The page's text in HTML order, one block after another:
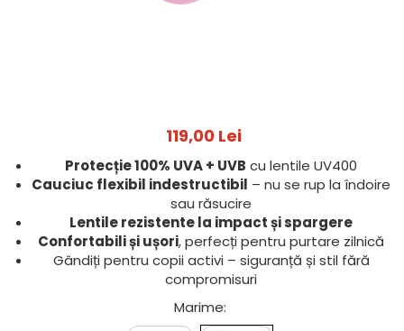
119,00 Lei
Protecție 100% UVA + UVB cu lentile UV400
Cauciuc flexibil indestructibil – nu se rup la îndoire
sau răsucire
Lentile rezistente la impact și spargere
Confortabili și ușori, perfecți pentru purtare zilnică
Gândiți pentru copii activi – siguranță și stil fără
compromisuri
Marime: